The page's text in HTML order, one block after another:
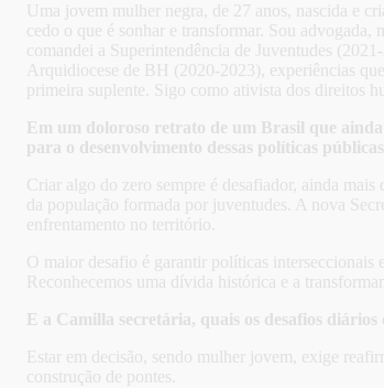
Uma jovem mulher negra, de 27 anos, nascida e
cedo o que é sonhar e transformar. Sou
comandei a Superintendência de Juventudes
Arquidiocese de BH (2020-2023), experiências
primeira suplente. Sigo como ativista dos direitos
Em um doloroso retrato de um Brasil que
para o desenvolvimento dessas políticas
Criar algo do zero sempre é desafiador, ainda mais
da população formada por juventudes. A nova
enfrentamento no território.
O maior desafio é garantir políticas interseccionais
Reconhecemos uma dívida histórica e a
E a Camilla secretária, quais os desafios
Estar em decisão, sendo mulher jovem, exige
construção de pontes.